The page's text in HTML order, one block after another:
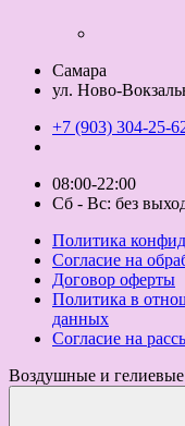
Самара
ул. Ново-
+7 (903) 304-25-
08:00-22:00
Сб - Вс: без
Политика
Согласие на
Договор оферты
Политика в
данных
Согласие на
Воздушные и